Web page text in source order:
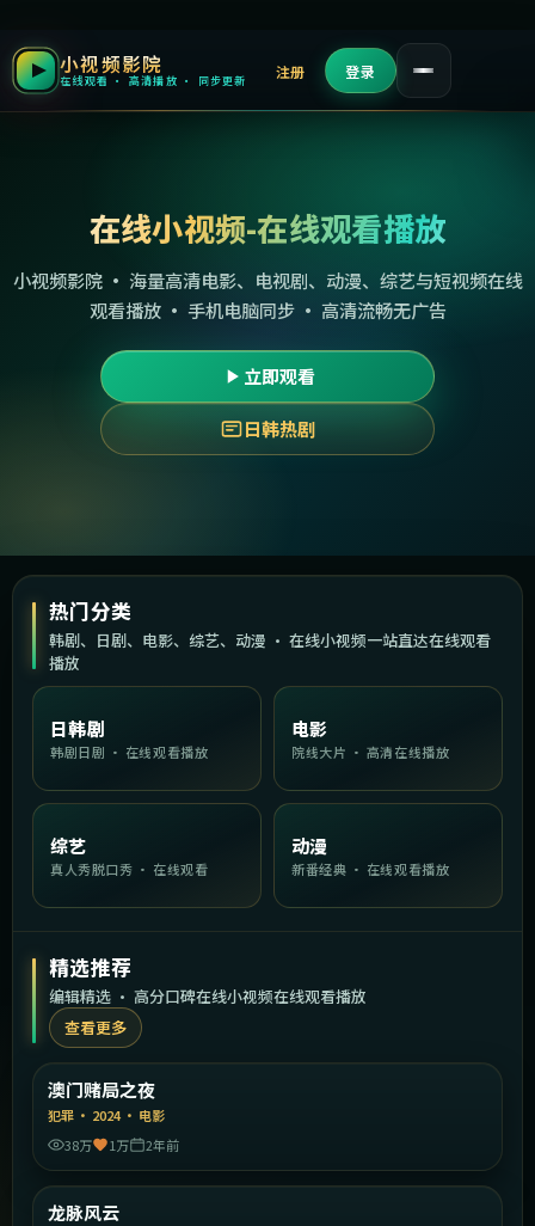
小视频影院
在线观看 · 高清播放 · 同步更新 注册 登录
在线小视频-在线观看播放
小视频影院 · 海量高清电影、电视剧、动漫、综艺与短视频在线
观看播放 · 手机电脑同步 · 高清流畅无广告
立即观看
日韩热剧
热门分类
韩剧、日剧、电影、综艺、动漫 · 在线小视频一站直达在线观看
播放
日韩剧
韩剧日剧 · 在线观看播放
电影
院线大片 · 高清在线播放
综艺
真人秀脱口秀 · 在线观看
动漫
新番经典 · 在线观看播放
精选推荐
编辑精选 · 高分口碑在线小视频在线观看播放
查看更多
精选
澳门赌局之夜
犯罪 · 2024· 电影
38万
1万 2年前
精选
龙脉风云